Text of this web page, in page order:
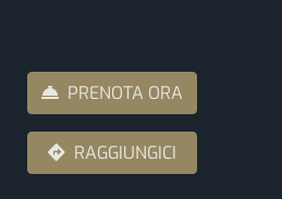
PRENOTA ORA
RAGGIUNGICI